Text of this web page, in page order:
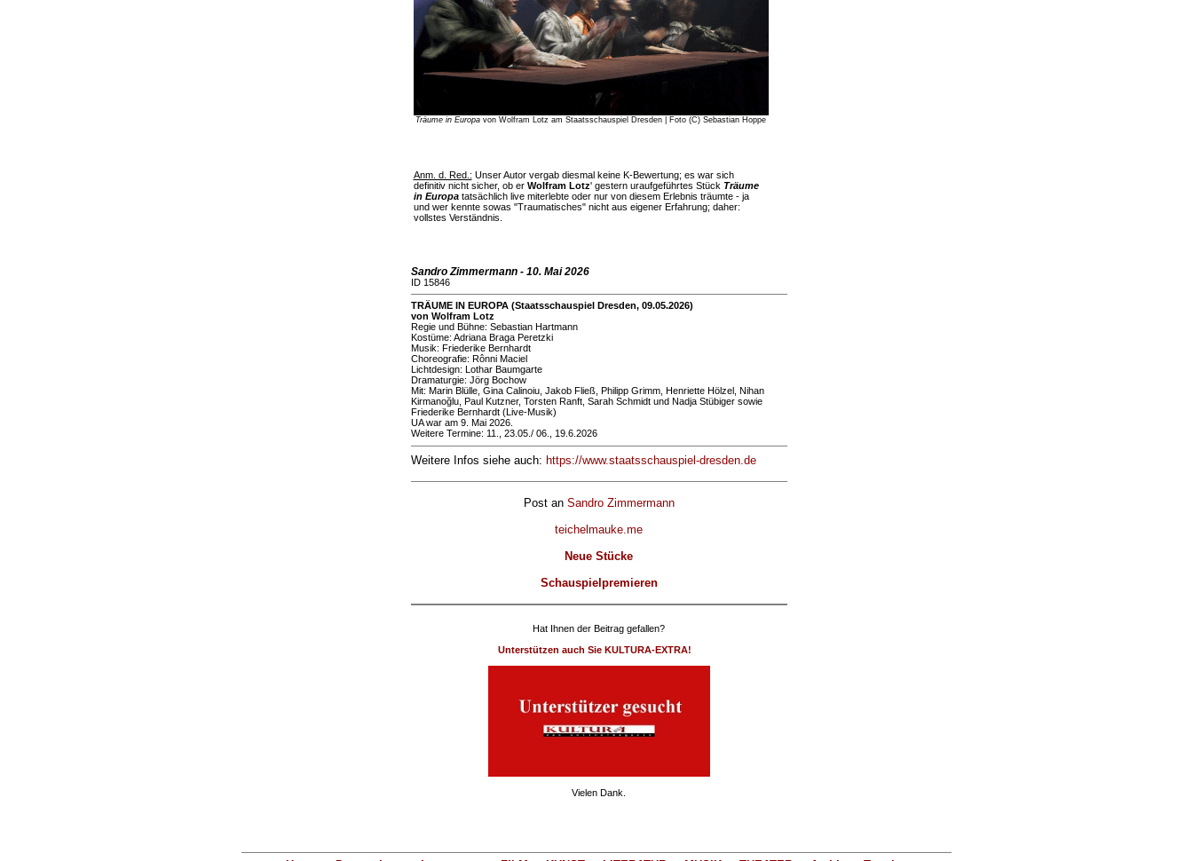
Träume in Europa von Wolfram Lotz am Staatsschauspiel Dresden | Foto (C) Sebastian Hoppe
Anm. d. Red.: Unser Autor vergab diesmal keine K-Bewertung; es war sich
definitiv nicht sicher, ob er Wolfram Lotz' gestern uraufgeführtes Stück Träume
in Europatatsächlich live miterlebte oder nur von diesem Erlebnis träumte - ja
und wer kennte sowas "Traumatisches" nicht aus eigener Erfahrung; daher:
vollstes Verständnis.
Sandro Zimmermann - 10. Mai 2026
ID 15846
TRÄUME IN EUROPA (Staatsschauspiel Dresden, 09.05.2026)
von Wolfram Lotz
Regie und Bühne: Sebastian Hartmann
Kostüme: Adriana Braga Peretzki
Musik: Friederike Bernhardt
Choreografie: Rônni Maciel
Lichtdesign: Lothar Baumgarte
Dramaturgie: Jörg Bochow
Mit: Marin Blülle, Gina Calinoiu, Jakob Fließ, Philipp Grimm, Henriette Hölzel, Nihan
Kirmanoğlu, Paul Kutzner, Torsten Ranft, Sarah Schmidt und Nadja Stübiger sowie
Friederike Bernhardt (Live-Musik)
UA war am 9. Mai 2026.
Weitere Termine: 11., 23.05./ 06., 19.6.2026
Weitere Infos siehe auch: https://www.staatsschauspiel-dresden.de
Post an Sandro Zimmermann
teichelmauke.me
Neue Stücke
Schauspielpremieren
Hat Ihnen der Beitrag gefallen?
Unterstützen auch Sie KULTURA-EXTRA!
Vielen Dank.